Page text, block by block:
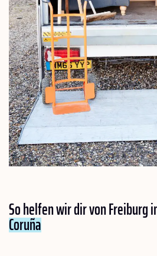
So helfen wir dir von Freiburg
Coruña